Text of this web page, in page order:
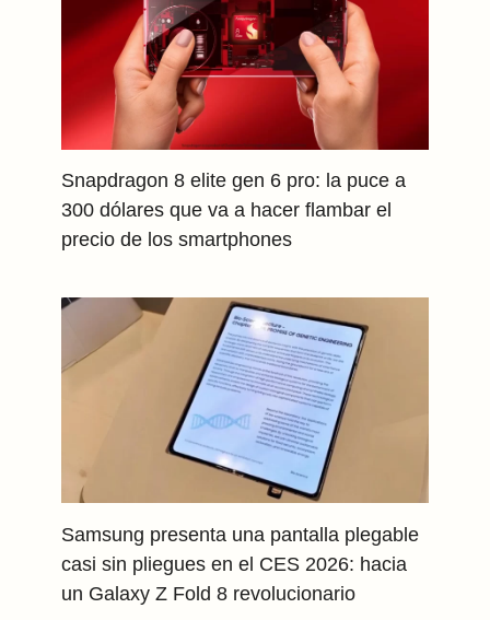
Snapdragon 8 elite gen 6 pro: la puce a
300 dólares que va a hacer flambar el
precio de los smartphones
Samsung presenta una pantalla plegable
casi sin pliegues en el CES 2026: hacia
un Galaxy Z Fold 8 revolucionario